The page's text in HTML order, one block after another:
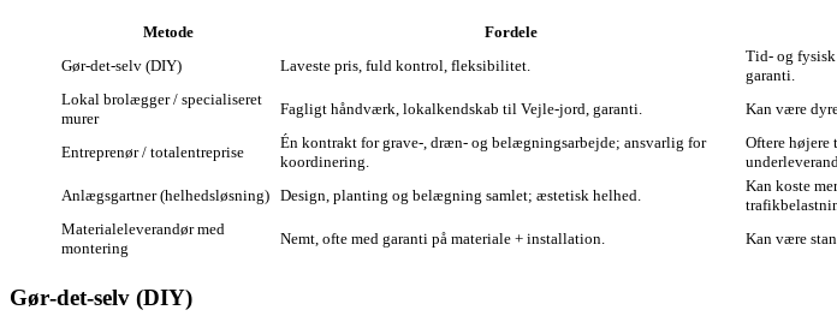
Metode Fordele
Gør‑det‑selv (DIY)
Laveste pris, fuld kontrol, fleksibilitet.
Tid‑ og
garanti.
Lokal brolægger / specialiseret
murer
Fagligt håndværk, lokalkendskab til Vejle‑jord, garanti. Kan være
Entreprenør / totalentreprise
Én kontrakt for grave-, dræn- og belægningsarbejde; ansvarlig for
koordinering.
Oftere højere
Anlægsgartner (helhedsløsning) Design, planting og belægning samlet; æstetisk helhed.
Kan koste
Materialeleverandør med
montering
Nemt, ofte med garanti på materiale + installation. Kan være
Gør‑det‑selv (DIY)